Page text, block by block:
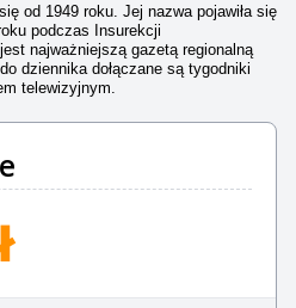
od 1949 roku. Jej nazwa pojawiła się
podczas Insurekcji
najważniejszą gazetą regionalną
dziennika dołączane są tygodniki
telewizyjnym.